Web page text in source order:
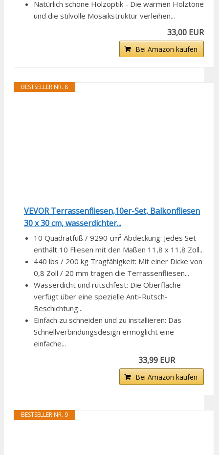
Natürlich schöne Holzoptik - Die warmen Holztöne
und die stilvolle Mosaikstruktur verleihen...
33,00 EUR
Bei Amazon kaufen
BESTSELLER NR. 8
VEVOR Terrassenfliesen,10er-Set, Balkonfliesen
30 x 30 cm, wasserdichter...
10 Quadratfuß / 9290 cm² Abdeckung: Jedes Set
enthält 10 Fliesen mit den Maßen 11,8 x 11,8 Zoll...
440 lbs / 200 kg Tragfähigkeit: Mit einer Dicke von
0,8 Zoll / 20 mm tragen die Terrassenfliesen...
Wasserdicht und rutschfest: Die Oberfläche
verfügt über eine spezielle Anti-Rutsch-
Beschichtung...
Einfach zu schneiden und zu installieren: Das
Schnellverbindungsdesign ermöglicht eine
einfache...
33,99 EUR
Bei Amazon kaufen
BESTSELLER NR. 9